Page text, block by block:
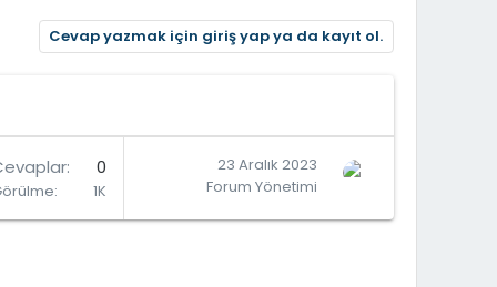
Cevap yazmak için giriş yap ya da kayıt ol.
0
1K
23 Aralık 2023
Forum Yönetimi